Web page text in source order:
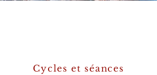
Cycles et séances